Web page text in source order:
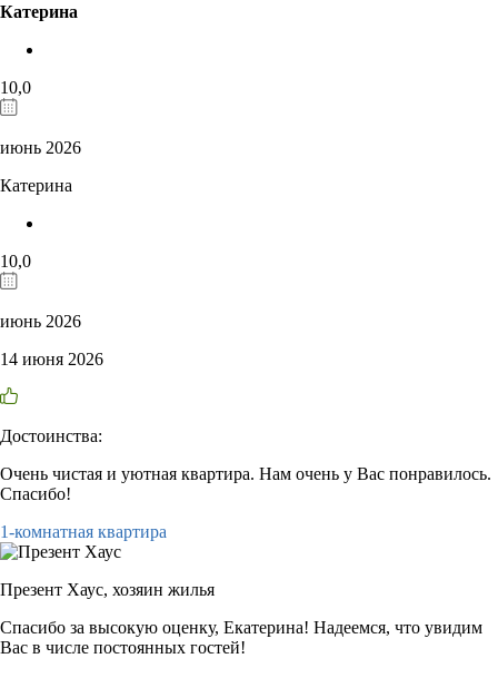
Катерина
10,0
июнь 2026
Катерина
10,0
июнь 2026
14 июня 2026
Достоинства:
Очень чистая и уютная квартира. Нам очень у Вас понравилось.
Спасибо!
1-комнатная квартира
Презент Хаус, хозяин жилья
Спасибо за высокую оценку, Екатерина! Надеемся, что увидим
Вас в числе постоянных гостей!